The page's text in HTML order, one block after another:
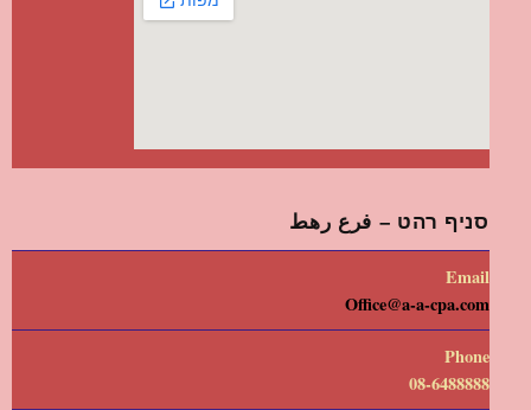
סניף רהט – فرع رهط
Email
Office@a-a-cpa.com
Phone
08-6488888